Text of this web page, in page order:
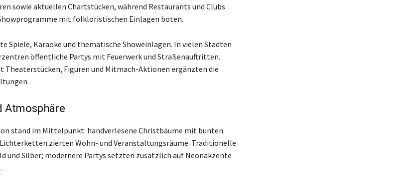
sowie aktuellen Chartstücken, während Restaurants und Clubs
mit folkloristischen Einlagen boten.
Spiele, Karaoke und thematische Showeinlagen. In vielen Städten
öffentliche Partys mit Feuerwerk und Straßenauftritten.
Theaterstücken, Figuren und Mitmach-Aktionen ergänzten die
Atmosphäre
stand im Mittelpunkt: handverlesene Christbäume mit bunten
zierten Wohn- und Veranstaltungsräume. Traditionelle
und Silber; modernere Partys setzten zusätzlich auf Neonakzente